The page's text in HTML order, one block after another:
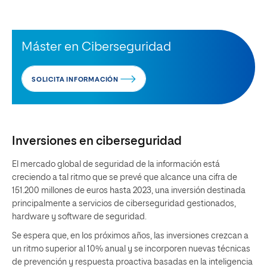
Máster en Ciberseguridad
SOLICITA INFORMACIÓN
Inversiones en ciberseguridad
El mercado global de seguridad de la información está
creciendo a tal ritmo que se prevé que alcance una cifra de
151.200 millones de euros hasta 2023, una inversión destinada
principalmente a servicios de ciberseguridad gestionados,
hardware y software de seguridad.
Se espera que, en los próximos años, las inversiones crezcan a
un ritmo superior al 10% anual y se incorporen nuevas técnicas
de prevención y respuesta proactiva basadas en la inteligencia